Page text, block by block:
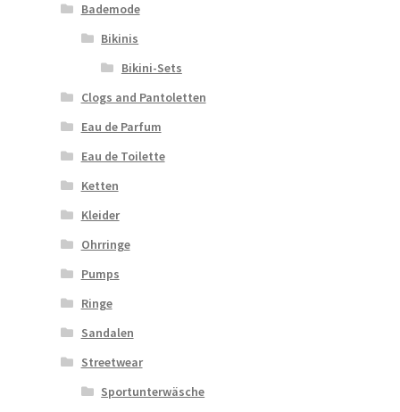
Bademode
Bikinis
Bikini-Sets
Clogs and Pantoletten
Eau de Parfum
Eau de Toilette
Ketten
Kleider
Ohrringe
Pumps
Ringe
Sandalen
Streetwear
Sportunterwäsche